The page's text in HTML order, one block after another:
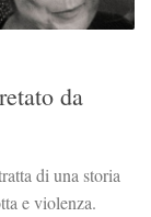
da
di una storia
e violenza.